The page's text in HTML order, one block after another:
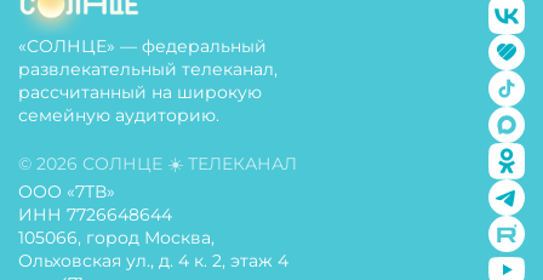
«СОЛНЦЕ» — федеральный
развлекательный телеканал,
рассчитанный на широкую
семейную аудиторию.
© 2026 СОЛНЦЕ ☀️ ТЕЛЕКАНАЛ
ООО «7ТВ»
ИНН 7726648644
105066, город Москва,
Ольховская ул., д. 4 к. 2, этаж 4